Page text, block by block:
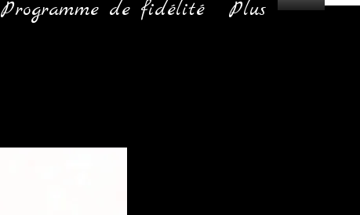
Programme de fidélité Plus